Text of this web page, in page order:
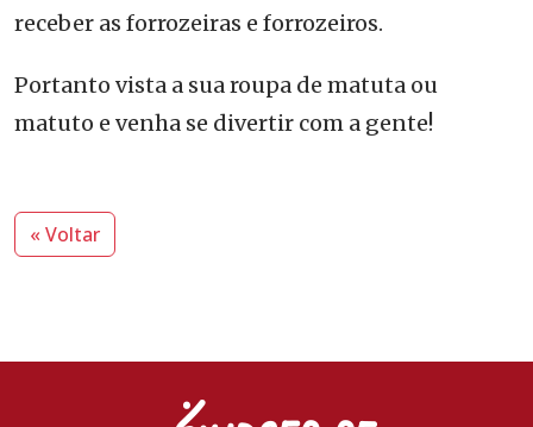
receber as forrozeiras e forrozeiros.
Portanto vista a sua roupa de matuta ou
matuto e venha se divertir com a gente!
« Voltar